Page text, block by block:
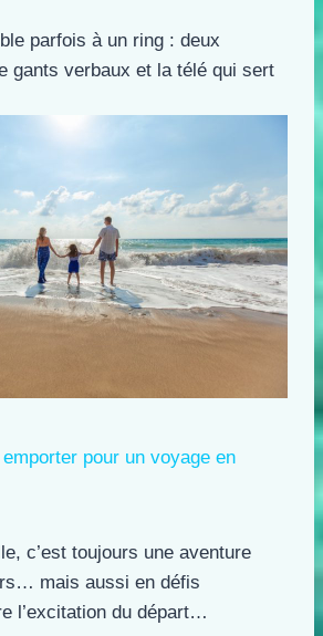
parfois à un ring : deux
gants verbaux et la télé qui sert
pour un voyage en
c’est toujours une aventure
mais aussi en défis
l’excitation du départ…